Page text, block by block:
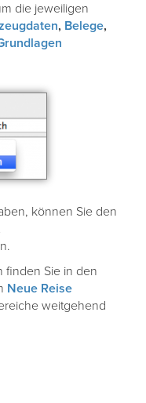
die jeweiligen
, Belege,
können Sie den
finden Sie in den
Neue Reise
weitgehend